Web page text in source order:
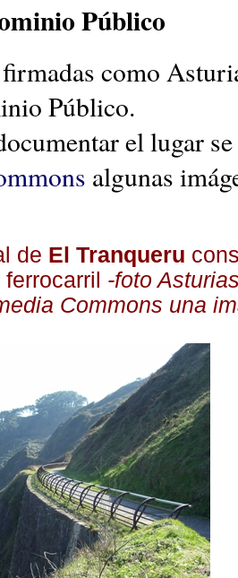
Público
como
Público.
el lugar
algunas
de El Tranqueru
-foto
Commons una